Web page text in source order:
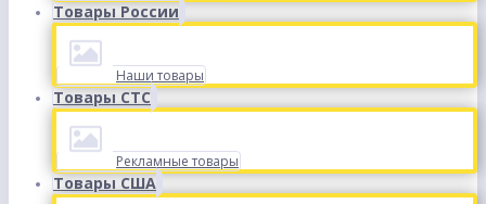
Товары России
Наши товары
Товары СТС
Рекламные товары
Товары США